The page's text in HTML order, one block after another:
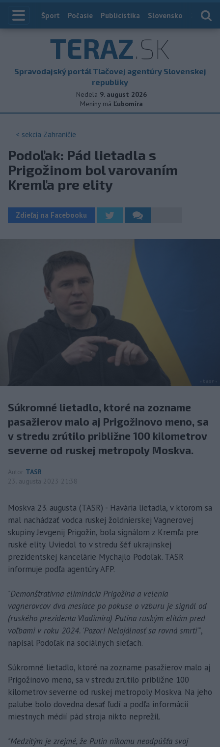
Index
Šport Počasie Publicistika Slovensko
TERAZ.SK
Spravodajský portál Tlačovej agentúry Slovenskej
republiky
Nedela 9. august 2026
Meniny má Ľubomíra
< sekcia Zahraničie
Podoľak: Pád lietadla s
Prigožinom bol varovaním
Kremľa pre elity
Zdieľaj na Facebooku
Súkromné lietadlo, ktoré na zozname
pasažierov malo aj Prigožinovo meno, sa
v stredu zrútilo približne 100 kilometrov
severne od ruskej metropoly Moskva.
Autor TASR
23. augusta 2023 21:38
Moskva 23. augusta (TASR) - Havária lietadla, v ktorom sa
mal nachádzať vodca ruskej žoldnierskej Vagnerovej
skupiny Jevgenij Prigožin, bola signálom z Kremľa pre
ruské elity. Uviedol to v stredu šéf ukrajinskej
prezidentskej kancelárie Mychajlo Podoľak. TASR
informuje podľa agentúry AFP.
"Demonštratívna eliminácia Prigožina a velenia
vagnerovcov dva mesiace po pokuse o vzburu je signál od
(ruského prezidenta Vladimira) Putina ruským elitám pred
voľbami v roku 2024. 'Pozor! Nelojálnosť sa rovná smrti'",
napísal Podoľak na sociálnych sieťach.
Súkromné lietadlo, ktoré na zozname pasažierov malo aj
Prigožinovo meno, sa v stredu zrútilo približne 100
kilometrov severne od ruskej metropoly Moskva. Na jeho
palube bolo dovedna desať ľudí a podľa informácií
miestnych médií pád stroja nikto neprežil.
"Medzitým je zrejmé, že Putin nikomu neodpúšťa svoj